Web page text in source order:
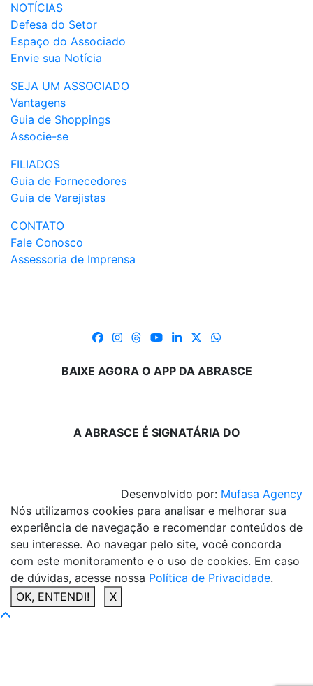
NOTÍCIAS
Defesa do Setor
Espaço do Associado
Envie sua Notícia
SEJA UM ASSOCIADO
Vantagens
Guia de Shoppings
Associe-se
FILIADOS
Guia de Fornecedores
Guia de Varejistas
CONTATO
Fale Conosco
Assessoria de Imprensa
BAIXE AGORA O APP DA ABRASCE
A ABRASCE É SIGNATÁRIA DO
Desenvolvido por: Mufasa Agency
Nós utilizamos cookies para analisar e melhorar sua
experiência de navegação e recomendar conteúdos de
seu interesse. Ao navegar pelo site, você concorda
com este monitoramento e o uso de cookies. Em caso
de dúvidas, acesse nossa Política de Privacidade.
OK, ENTENDI!
X